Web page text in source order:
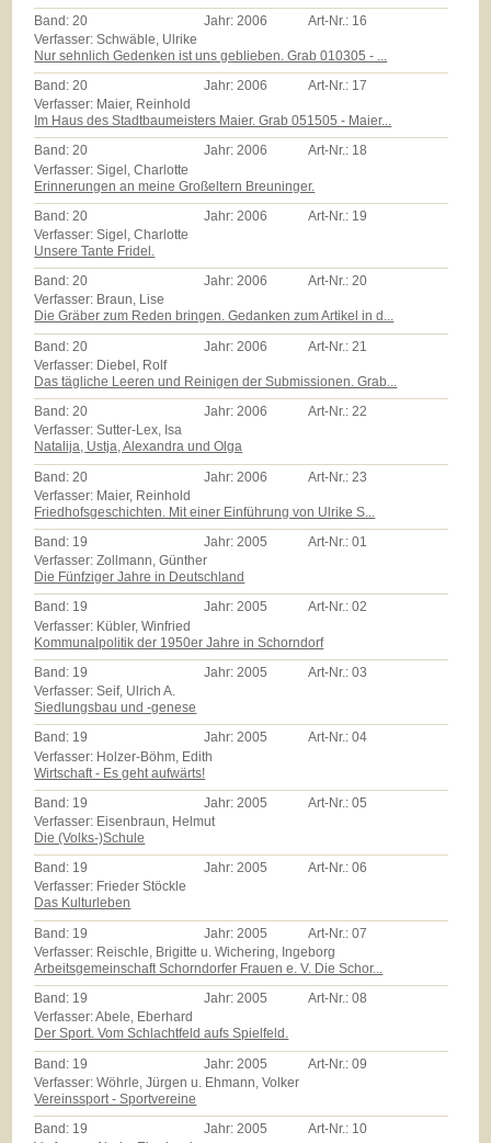
Band: 20 Jahr: 2006 Art-Nr.: 16
Verfasser: Schwäble, Ulrike
Nur sehnlich Gedenken ist uns geblieben. Grab 010305 - ...
Band:20 Jahr:2006 Art-Nr.: 17
Verfasser: Maier, Reinhold
Im Haus des Stadtbaumeisters Maier. Grab 051505 - Maier...
Band:20 Jahr:2006 Art-Nr.: 18
Verfasser: Sigel, Charlotte
Erinnerungen an meine Großeltern Breuninger.
Band:20 Jahr:2006 Art-Nr.: 19
Verfasser: Sigel, Charlotte
Unsere Tante Fridel.
Band:20 Jahr:2006 Art-Nr.:20
Verfasser: Braun, Lise
Die Gräber zum Reden bringen. Gedanken zum Artikel in d...
Band: 20 Jahr: 2006 Art-Nr.: 21
Verfasser: Diebel, Rolf
Das tägliche Leeren und Reinigen der Submissionen. Grab...
Band:20 Jahr:2006 Art-Nr.:22
Verfasser: Sutter-Lex, Isa
Natalija, Ustja, Alexandra und Olga
Band: 20 Jahr: 2006 Art-Nr.: 23
Verfasser: Maier, Reinhold
Friedhofsgeschichten. Mit einer Einführung von Ulrike S...
Band: 19 Jahr:2005 Art-Nr.:01
Verfasser: Zollmann, Günther
Die Fünfziger Jahre in Deutschland
Band: 19 Jahr:2005 Art-Nr.:02
Verfasser: Kübler, Winfried
Kommunalpolitik der 1950er Jahre in Schorndorf
Band: 19 Jahr:2005 Art-Nr.:03
Verfasser: Seif, Ulrich A.
Siedlungsbau und -genese
Band: 19 Jahr:2005 Art-Nr.:04
Verfasser: Holzer-Böhm, Edith
Wirtschaft - Es geht aufwärts!
Band: 19 Jahr: 2005 Art-Nr.:05
Verfasser: Eisenbraun, Helmut
Die (Volks-)Schule
Band: 19 Jahr:2005 Art-Nr.:06
Verfasser: Frieder Stöckle
Das Kulturleben
Band: 19 Jahr: 2005 Art-Nr.:07
Verfasser: Reischle, Brigitte u. Wichering, Ingeborg
Arbeitsgemeinschaft Schorndorfer Frauen e. V. Die Schor...
Band: 19 Jahr:2005 Art-Nr.:08
Verfasser: Abele, Eberhard
Der Sport. Vom Schlachtfeld aufs Spielfeld.
Band: 19 Jahr: 2005 Art-Nr.:09
Verfasser: Wöhrle, Jürgen u. Ehmann, Volker
Vereinssport - Sportvereine
Band: 19 Jahr:2005 Art-Nr.: 10